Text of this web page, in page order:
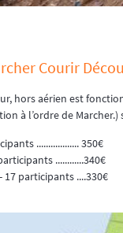
Courir
hors aérien est
à l’ordre de Marcher.)
.................. 350€
............340€
17 participants ....330€